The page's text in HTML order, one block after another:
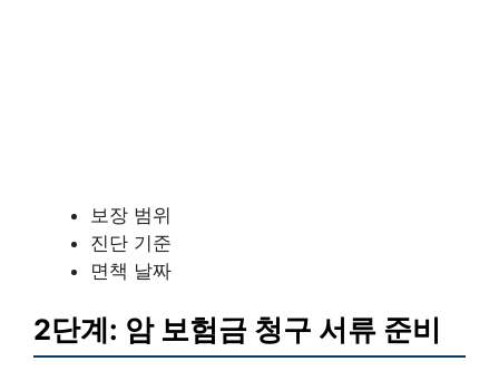
보장 범위
진단 기준
면책 날짜
2단계: 암 보험금 청구 서류 준비